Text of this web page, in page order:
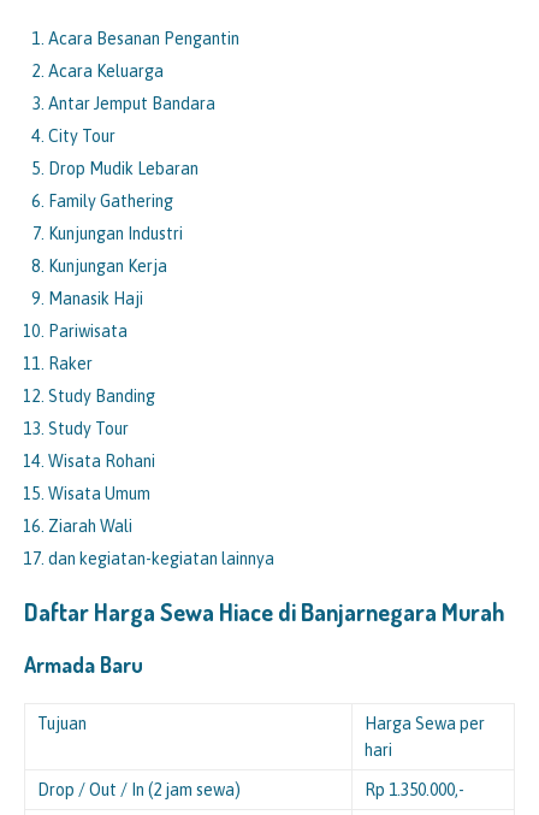
Acara Besanan Pengantin
Acara Keluarga
Antar Jemput Bandara
City Tour
Drop Mudik Lebaran
Family Gathering
Kunjungan Industri
Kunjungan Kerja
Manasik Haji
Pariwisata
Raker
Study Banding
Study Tour
Wisata Rohani
Wisata Umum
Ziarah Wali
dan kegiatan-kegiatan lainnya
Daftar Harga Sewa Hiace di Banjarnegara Murah
Armada Baru
Tujuan
Harga Sewa per
hari
Drop / Out / In (2 jam sewa) Rp 1.350.000,-